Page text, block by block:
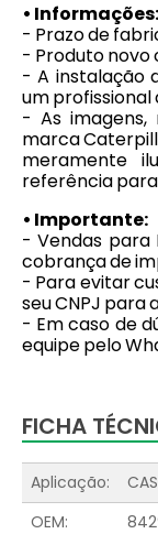
• Informações:
- Prazo de
- Produto novo
- A instalação
um profissional
- As imagens,
marca
meramente
referência
• Importante:
- Vendas para
cobrança de
- Para evitar
seu CNPJ para
- Em caso de
equipe pelo
FICHA
Aplicação:
OEM: